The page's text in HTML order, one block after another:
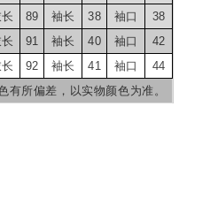
89 袖长 38 袖口
38
91 袖长 40 袖口
42
92 袖长 41 袖口
44
所偏差，以实物颜色为准。